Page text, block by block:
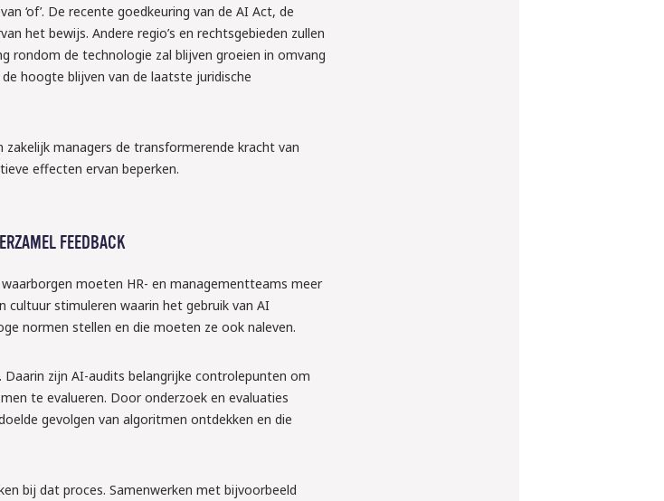
‘of’. De recente goedkeuring van de AI Act, de
het bewijs. Andere regio’s en rechtsgebieden zullen
rondom de technologie zal blijven groeien in omvang
hoogte blijven van de laatste juridische
managers de transformerende kracht van
effecten ervan beperken.
FEEDBACK
moeten HR- en managementteams meer
cultuur stimuleren waarin het gebruik van AI
normen stellen en die moeten ze ook naleven.
Daarin zijn AI-audits belangrijke controlepunten om
te evalueren. Door onderzoek en evaluaties
gevolgen van algoritmen ontdekken en die
bij dat proces. Samenwerken met bijvoorbeeld